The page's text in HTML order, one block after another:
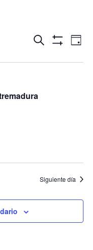
búsqueda
vistas
Buscar
de
Día
Siguiente día